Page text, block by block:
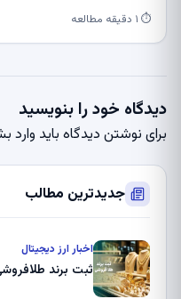
⏱ ۱ دقیقه مطالعه
دیدگاه خود را بنویسید
برای نوشتن دیدگاه باید وارد
جدیدترین مطالب
اخبار ارز دیجیتال
ثبت برند